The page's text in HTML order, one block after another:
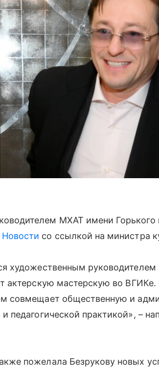
МХАТ имени Горького
со ссылкой на министра
художественным руководителем
актерскую мастерскую во
совмещает общественную и
и педагогической практикой», –
пожелала Безрукову новых